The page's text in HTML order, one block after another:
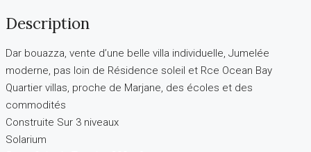
Description
Dar bouazza, vente d’une belle villa individuelle, Jumelée
moderne, pas loin de Résidence soleil et Rce Ocean Bay
Quartier villas, proche de Marjane, des écoles et des
commodités
Construite Sur 3 niveaux
Solarium